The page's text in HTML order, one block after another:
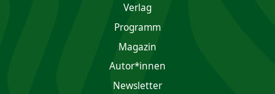
Verlag
Programm
Magazin
Autor*innen
Newsletter